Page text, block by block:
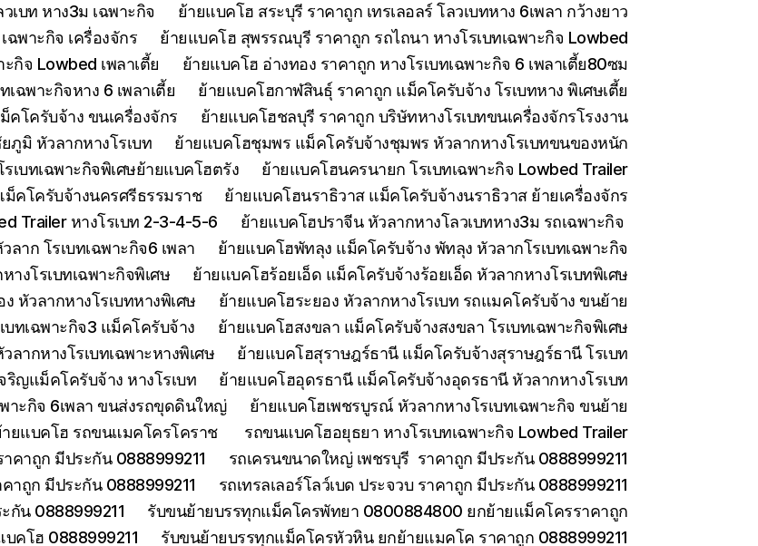
เบท หาง3ม เฉพาะกิจ
ย้ายแบคโฮ สระบุรี ราคาถูก เทรเลอลร์ โลวเบทหาง 6เพลา กว้างยาว
ฉพาะกิจ เครื่องจักร
ย้ายแบคโฮ สุพรรณบุรี ราคาถูก รถไถนา หางโรเบทเฉพาะกิจ Lowbed
กิจ Lowbed เพลาเตี้ย
ย้ายแบคโฮ อ่างทอง ราคาถูก หางโรเบทเฉพาะกิจ 6 เพลาเตี้ย80ซม
ฉพาะกิจหาง 6 เพลาเตี้ย
ย้ายแบคโฮกาฬสินธุ์ ราคาถูก แม็คโครับจ้าง โรเบทหาง พิเศษเตี้ย
คโครับจ้าง ขนเครื่องจักร
ย้ายแบคโฮชลบุรี ราคาถูก บริษัทหางโรเบทขนเครื่องจักรโรงงาน
มิ หัวลากหางโรเบท
ย้ายแบคโฮชุมพร แม็คโครับจ้างชุมพร หัวลากหางโรเบทขนของหนัก
เบทเฉพาะกิจพิเศษย้ายแบคโฮตรัง
ย้ายแบคโฮนครนายก โรเบทเฉพาะกิจ Lowbed Trailer
คโครับจ้างนครศรีธรรมราช
ย้ายแบคโฮนราธิวาส แม็คโครับจ้างนราธิวาส ย้ายเครื่องจักร
Trailer หางโรเบท 2-3-4-5-6
ย้ายแบคโฮปราจีน หัวลากหางโลวเบทหาง3ม รถเฉพาะกิจ
าก โรเบทเฉพาะกิจ6 เพลา
ย้ายแบคโฮพัทลุง แม็คโครับจ้าง พัทลุง หัวลากโรเบทเฉพาะกิจ
งโรเบทเฉพาะกิจพิเศษ
ย้ายแบคโฮร้อยเอ็ด แม็คโครับจ้างร้อยเอ็ด หัวลากหางโรเบทพิเศษ
หัวลากหางโรเบทหางพิเศษ
ย้ายแบคโฮระยอง หัวลากหางโรเบท รถแมคโครับจ้าง ขนย้าย
บทเฉพาะกิจ3 แม็คโครับจ้าง
ย้ายแบคโฮสงขลา แม็คโครับจ้างสงขลา โรเบทเฉพาะกิจพิเศษ
ากหางโรเบทเฉพาะหางพิเศษ
ย้ายแบคโฮสุราษฎร์ธานี แม็คโครับจ้างสุราษฎร์ธานี โรเบท
ญแม็คโครับจ้าง หางโรเบท
ย้ายแบคโฮอุดรธานี แม็คโครับจ้างอุดรธานี หัวลากหางโรเบท
าะกิจ 6เพลา ขนส่งรถขุดดินใหญ่
ย้ายแบคโฮเพชรบูรณ์ หัวลากหางโรเบทเฉพาะกิจ ขนย้าย
ยแบคโฮ รถขนแมคโครโคราช
รถขนแบคโฮอยุธยา หางโรเบทเฉพาะกิจ Lowbed Trailer
คาถูก มีประกัน 0888999211
รถเครนขนาดใหญ่ เพชรบุรี ราคาถูก มีประกัน 0888999211
าถูก มีประกัน 0888999211
รถเทรลเลอร์โลว์เบด ประจวบ ราคาถูก มีประกัน 0888999211
กัน 0888999211
รับขนย้ายบรรทุกแม็คโครพัทยา 0800884800 ยกย้ายแม็คโครราคาถูก
คโฮ 0888999211
รับขนย้ายบรรทุกแม็คโครหัวหิน ยกย้ายแมคโค ราคาถูก 0888999211